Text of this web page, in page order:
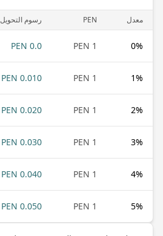
معدل PEN رسوم التحويل
0%
1 PEN
0.0 PEN
1%
1 PEN
0.010 PEN
2%
1 PEN
0.020 PEN
3%
1 PEN
0.030 PEN
4%
1 PEN
0.040 PEN
5%
1 PEN
0.050 PEN